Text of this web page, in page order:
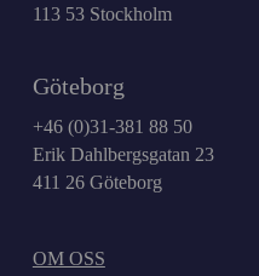
113 53 Stockholm
Göteborg
+46 (0)31-381 88 50
Erik Dahlbergsgatan 23
411 26 Göteborg
OM OSS